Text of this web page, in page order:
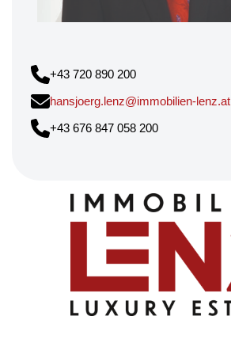
+43 720 890 200
hansjoerg.lenz@immobilien-lenz.at
+43 676 847 058 200